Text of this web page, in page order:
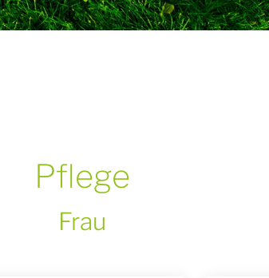
Pflege
Frau